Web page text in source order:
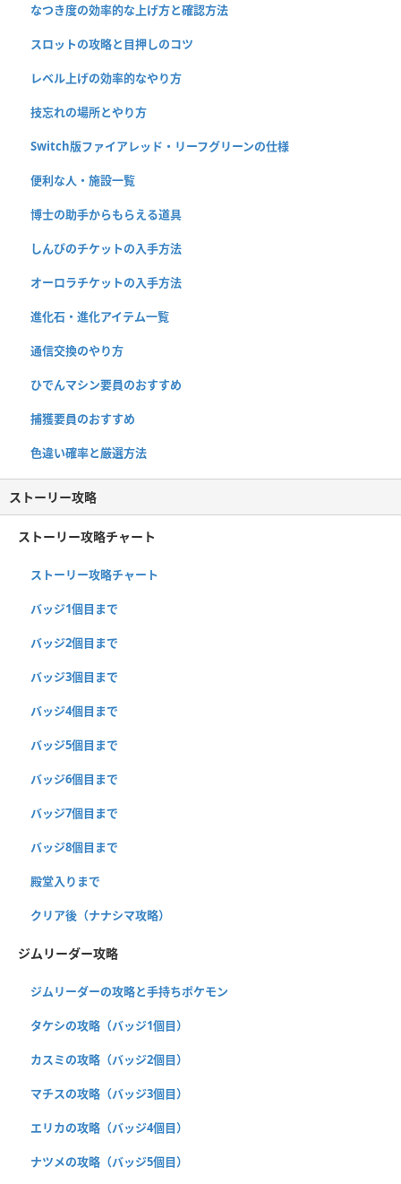
なつき度の効率的な上げ方と確認方法
スロットの攻略と目押しのコツ
レベル上げの効率的なやり方
技忘れの場所とやり方
Switch版ファイアレッド・リーフグリーンの仕様
便利な人・施設一覧
博士の助手からもらえる道具
しんぴのチケットの入手方法
オーロラチケットの入手方法
進化石・進化アイテム一覧
通信交換のやり方
ひでんマシン要員のおすすめ
捕獲要員のおすすめ
色違い確率と厳選方法
ストーリー攻略
ストーリー攻略チャート
ストーリー攻略チャート
バッジ1個目まで
バッジ2個目まで
バッジ3個目まで
バッジ4個目まで
バッジ5個目まで
バッジ6個目まで
バッジ7個目まで
バッジ8個目まで
殿堂入りまで
クリア後（ナナシマ攻略）
ジムリーダー攻略
ジムリーダーの攻略と手持ちポケモン
タケシの攻略（バッジ1個目）
カスミの攻略（バッジ2個目）
マチスの攻略（バッジ3個目）
エリカの攻略（バッジ4個目）
ナツメの攻略（バッジ5個目）